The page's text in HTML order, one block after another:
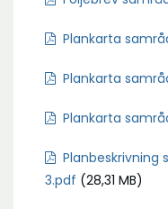
Plankarta
Plankarta
Plankarta
Planbeskrivning
3.pdf (28,31 MB)